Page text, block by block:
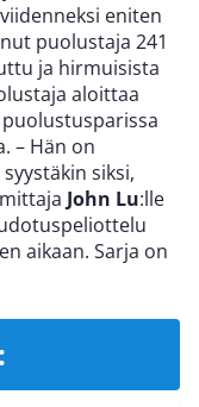
eniten
puolustaja 241
ja hirmuisista
aloittaa
– Hän on
siksi,
John Lu:lle
aikaan. Sarja on